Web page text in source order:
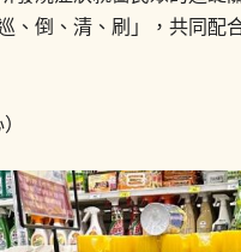
、倒、清、刷」，共同配